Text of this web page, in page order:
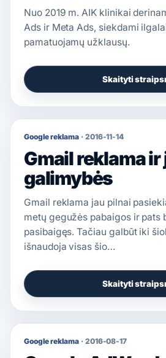
Nuo 2019 m. AIK klinikai
Ads ir Meta Ads, siekdami
pamatuojamų užklausų.
Skaityti
Google reklama · 2016-11-14
Gmail reklama ir
galimybės
Gmail reklama jau pilnai
metų gegužės pabaigos ir pats
pasibaigęs. Tačiau galbūt iki
išnaudoja visas šio…
Skaityti
Google reklama · 2016-08-17